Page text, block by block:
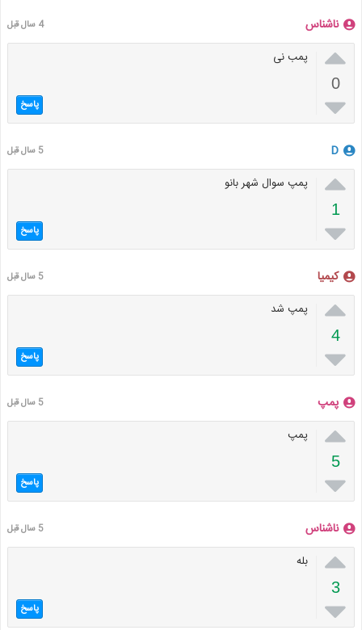
ناشناس 4 سال قبل

0

پمب نی
پاسخ
D 5 سال قبل

1

پمپ سوال شهر بانو
پاسخ
کیمیا 5 سال قبل

4

پمپ شد
پاسخ
پمپ 5 سال قبل

5

پمپ
پاسخ
ناشناس 5 سال قبل

3

بله
پاسخ